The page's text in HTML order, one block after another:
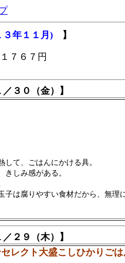
３年１１月) 】
６７円
３０（金）】
して、ごはんにかける具。
しみ感がある。
は腐りやすい食材だから、無理
２９（木）】
レクト大盛こしひかりご